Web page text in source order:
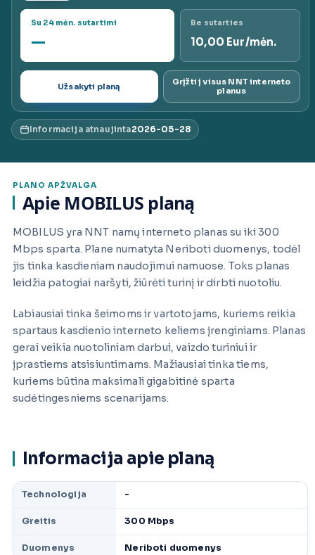
|
VisiPlan
ai.lt
Su 24 mėn. sutartimi
—
Be sutarties
10,00 Eur/mėn.
Užsakyti planą
Grįžti į visus NNT interneto
planus
Informacija atnaujinta2026-05-28
PLANO APŽVALGA
Apie MOBILUS planą
MOBILUS yra NNT namų interneto planas su iki 300
Mbps sparta. Plane numatyta Neriboti duomenys, todėl
jis tinka kasdieniam naudojimui namuose. Toks planas
leidžia patogiai naršyti, žiūrėti turinį ir dirbti nuotoliu.
Labiausiai tinka šeimoms ir vartotojams, kuriems reikia
spartaus kasdienio interneto keliems įrenginiams. Planas
gerai veikia nuotoliniam darbui, vaizdo turiniui ir
įprastiems atsisiuntimams. Mažiausiai tinka tiems,
kuriems būtina maksimali gigabitinė sparta
sudėtingesniems scenarijams.
Informacija apie planą
Technologija -
Greitis 300 Mbps
Duomenys Neriboti duomenys